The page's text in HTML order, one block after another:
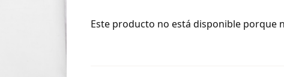
Este producto no está disponible porque